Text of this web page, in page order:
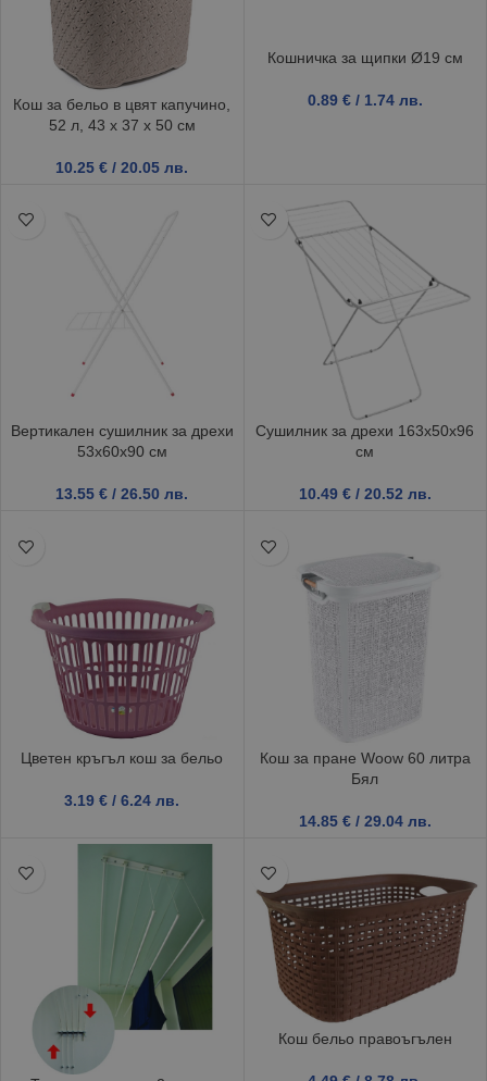
Кош за бельо в цвят капучино,
52 л, 43 х 37 х 50 см
10.25€ / 20.05 лв.
Кошничка за щипки Ø19 см
0.89 € / 1.74 лв.
Вертикален сушилник за дрехи
53x60x90 см
13.55€ / 26.50 лв.
Сушилник за дрехи 163x50x96
см
10.49 € / 20.52 лв.
Цветен кръгъл кош за бельо
3.19€ / 6.24 лв.
Кош за пране Woow 60 литра
Бял
14.85 € / 29.04 лв.
Кош бельо правоъгълен